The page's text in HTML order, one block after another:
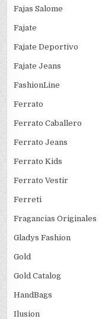
Fajas Salome
Fajate
Fajate Deportivo
Fajate Jeans
FashionLine
Ferrato
Ferrato Caballero
Ferrato Jeans
Ferrato Kids
Ferrato Vestir
Ferreti
Fragancias Originales
Gladys Fashion
Gold
Gold Catalog
HandBags
Ilusion